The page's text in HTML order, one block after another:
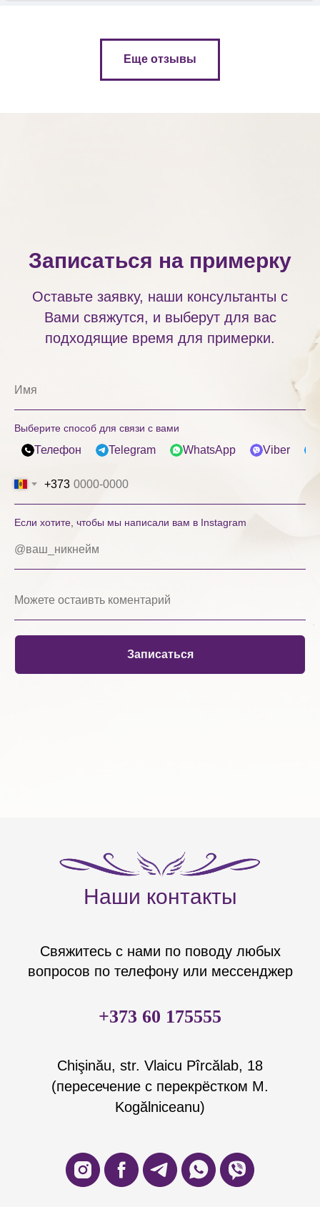
Еще отзывы
Записаться на примерку
Оставьте заявку, наши консультанты с
Вами свяжутся, и выберут для вас
подходящие время для примерки.
Выберите способ для связи с вами
Телефон Telegram WhatsApp Viber
+373
Если хотите, чтобы мы написали вам в Instagram
Записаться
Наши контакты
Свяжитесь с нами по поводу любых
вопросов по телефону или мессенджер
+373 60 175555
Chişinău, str. Vlaicu Pîrcălab, 18
(пересечение с перекрёстком M.
Kogălniceanu)